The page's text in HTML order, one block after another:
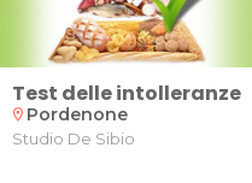
idratante da
Test delle
location_on Pordenone
Studio De Sibio